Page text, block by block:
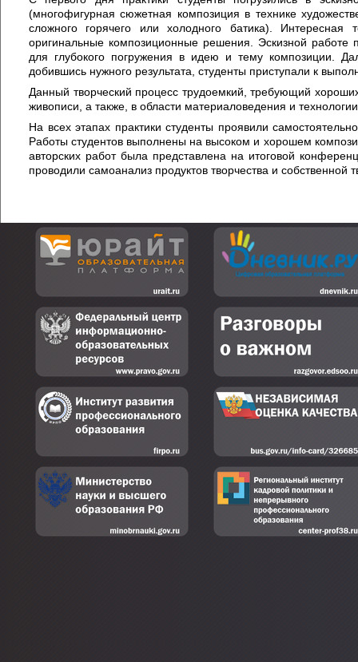
(многофигурная сюжетная композиция в технике
сложного горячего или холодного батика).
оригинальные композиционные решения. Эскизной работе
для глубокого погружения в идею и тему композиции.
добившись нужного результата, студенты приступали к
Данный творческий процесс трудоемкий, требующий
живописи, а также, в области материаловедения и
На всех этапах практики студенты проявили
Работы студентов выполнены на высоком и хорошем
авторских работ была представлена на итоговой
проводили самоанализ продуктов творчества и собственной